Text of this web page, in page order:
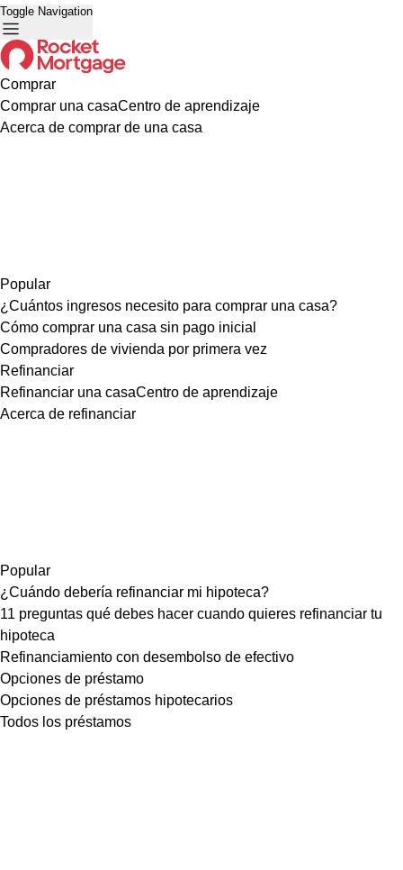
Toggle Navigation
Comprar
Comprar una casaCentro de aprendizaje
Acerca de comprar de una casa
Popular
¿Cuántos ingresos necesito para comprar una casa?
Cómo comprar una casa sin pago inicial
Compradores de vivienda por primera vez
Refinanciar
Refinanciar una casaCentro de aprendizaje
Acerca de refinanciar
Popular
¿Cuándo debería refinanciar mi hipoteca?
11 preguntas qué debes hacer cuando quieres refinanciar tu
hipoteca
Refinanciamiento con desembolso de efectivo
Opciones de préstamo
Opciones de préstamos hipotecarios
Todos los préstamos